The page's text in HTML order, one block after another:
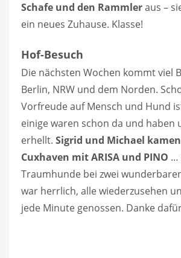
Schafe und den Rammleraus –
ein neues Zuhause. Klasse!
Hof-Besuch
Die nächsten Wochen kommt viel
Berlin, NRW und dem Norden.
Vorfreude auf Mensch und Hund
einige waren schon da und haben
erhellt. Sigrid und Michael
Cuxhaven mit ARISA und PINO …
Traumhunde bei zwei
war herrlich, alle wiederzusehen
jede Minute genossen. Danke